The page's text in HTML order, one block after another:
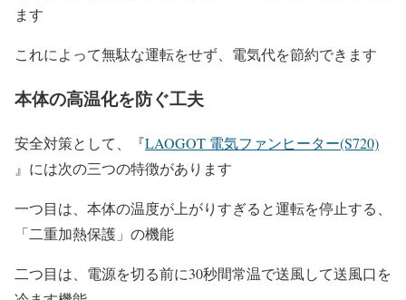
ます
これによって無駄な運転をせず、電気代を節約できます
本体の高温化を防ぐ工夫
安全対策として、『LAOGOT 電気ファンヒーター(S720)
』には次の三つの特徴があります
一つ目は、本体の温度が上がりすぎると運転を停止する、
「二重加熱保護」の機能
二つ目は、電源を切る前に30秒間常温で送風して送風口を